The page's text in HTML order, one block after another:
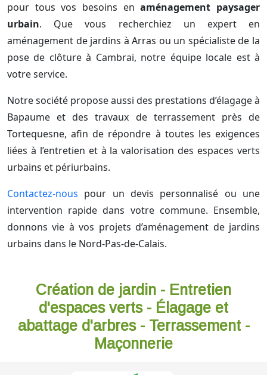
pour tous vos besoins enaménagement paysager
urbain. Que vous recherchiez un expert en
aménagement de jardins à Arras ou un spécialiste de la
pose de clôture à Cambrai, notre équipe locale est à
votre service.
Notre société propose aussi des prestations d’élagage à
Bapaume et des travaux de terrassement près de
Tortequesne, afin de répondre à toutes les exigences
liées à l’entretien et à la valorisation des espaces verts
urbains et périurbains.
Contactez-nous pour un devis personnalisé ou une
intervention rapide dans votre commune. Ensemble,
donnons vie à vos projets d’aménagement de jardins
urbains dans le Nord-Pas-de-Calais.
Création de jardin - Entretien
d'espaces verts - Élagage et
abattage d'arbres - Terrassement -
Maçonnerie